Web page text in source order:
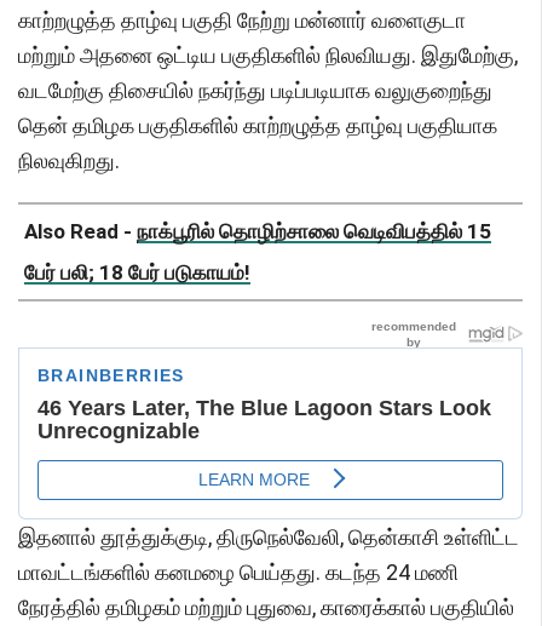
காற்றழுத்த தாழ்வு பகுதி நேற்று மன்னார் வளைகுடா
மற்றும் அதனை ஒட்டிய பகுதிகளில் நிலவியது. இதுமேற்கு,
வடமேற்கு திசையில் நகர்ந்து படிப்படியாக வலுகுறைந்து
தென் தமிழக பகுதிகளில் காற்றழுத்த தாழ்வு பகுதியாக
நிலவுகிறது.
Also Read - நாக்பூரில் தொழிற்சாலை வெடிவிபத்தில் 15
பேர் பலி; 18 பேர் படுகாயம்!
இதனால் தூத்துக்குடி, திருநெல்வேலி, தென்காசி உள்ளிட்ட
மாவட்டங்களில் கனமழை பெய்தது. கடந்த 24 மணி
நேரத்தில் தமிழகம் மற்றும் புதுவை, காரைக்கால் பகுதியில்